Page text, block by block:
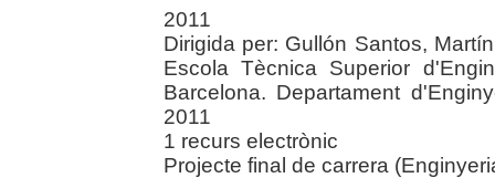
2011
Dirigida per: Gullón Santos,
Escola Tècnica Superior
Barcelona. Departament
2011
1 recurs electrònic
Projecte final de carrera